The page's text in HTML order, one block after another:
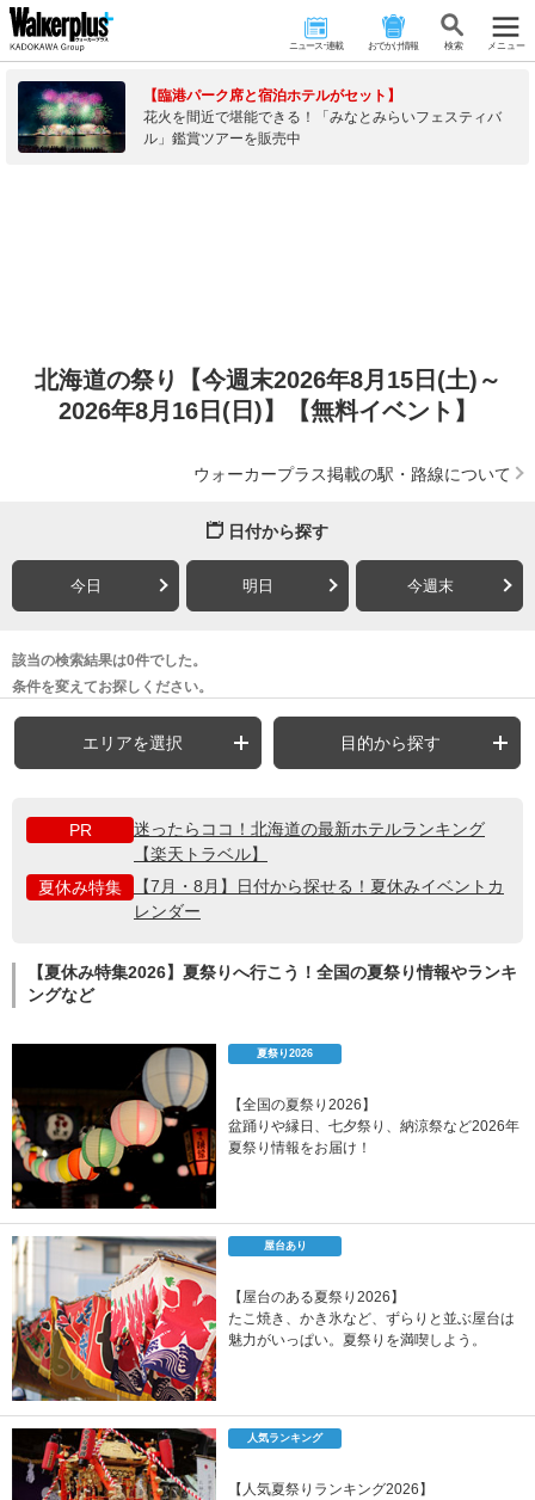
ニュース･連載 おでかけ情報 検 索 メニュー
【臨港パーク席と宿泊ホテルがセット】
花火を間近で堪能できる！「みなとみらいフェスティバ
ル」鑑賞ツアーを販売中
北海道の祭り【今週末2026年8月15日(土)～
2026年8月16日(日)】【無料イベント】
ウォーカープラス掲載の駅・路線について
日付から探す
今日 明日 今週末
該当の検索結果は0件でした。
条件を変えてお探しください。
エリアを選択 目的から探す
PR
迷ったらココ！北海道の最新ホテルランキング
【楽天トラベル】
夏休み特集
【7月・8月】日付から探せる！夏休みイベントカ
レンダー
【夏休み特集2026】夏祭りへ行こう！全国の夏祭り情報やランキ
ングなど
夏祭り2026
【全国の夏祭り2026】
盆踊りや縁日、七夕祭り、納涼祭など2026年
夏祭り情報をお届け！
屋台あり
【屋台のある夏祭り2026】
たこ焼き、かき氷など、ずらりと並ぶ屋台は
魅力がいっぱい。夏祭りを満喫しよう。
人気ランキング
【人気夏祭りランキング2026】